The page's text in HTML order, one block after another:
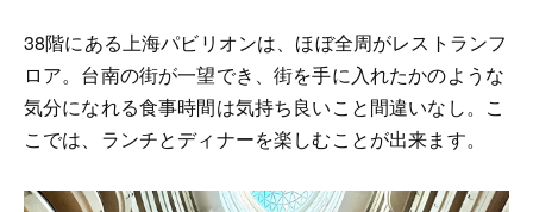
38階にある上海パビリオンは、ほぼ全周がレストランフ
ロア。台南の街が一望でき、街を手に入れたかのような
気分になれる食事時間は気持ち良いこと間違いなし。こ
こでは、ランチとディナーを楽しむことが出来ます。